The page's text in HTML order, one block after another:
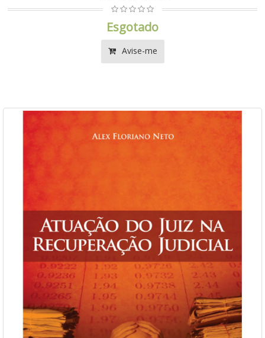
Esgotado
Avise-me